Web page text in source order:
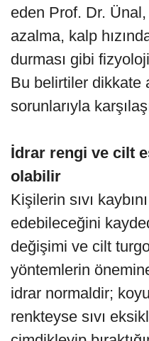
eden Prof. Dr.
azalma, kalp
durması gibi
Bu belirtiler dikkate
sorunlarıyla
İdrar rengi ve cilt
olabilir
Kişilerin sıvı
edebileceğini
değişimi ve cilt
yöntemlerin
idrar normaldir;
renkteyse sıvı